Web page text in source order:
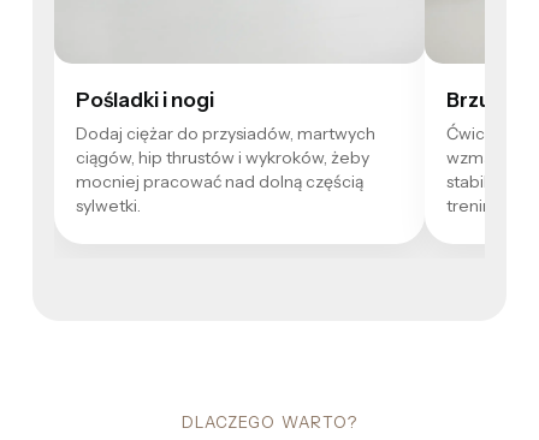
Pośladki i nogi
Dodaj ciężar do przysiadów, martwych
ciągów, hip thrustów i wykroków, żeby
mocniej pracować nad dolną częścią
sylwetki.
Brzuch i
Ćwiczenia
stabilność,
treningiem.
DLACZEGO WARTO?